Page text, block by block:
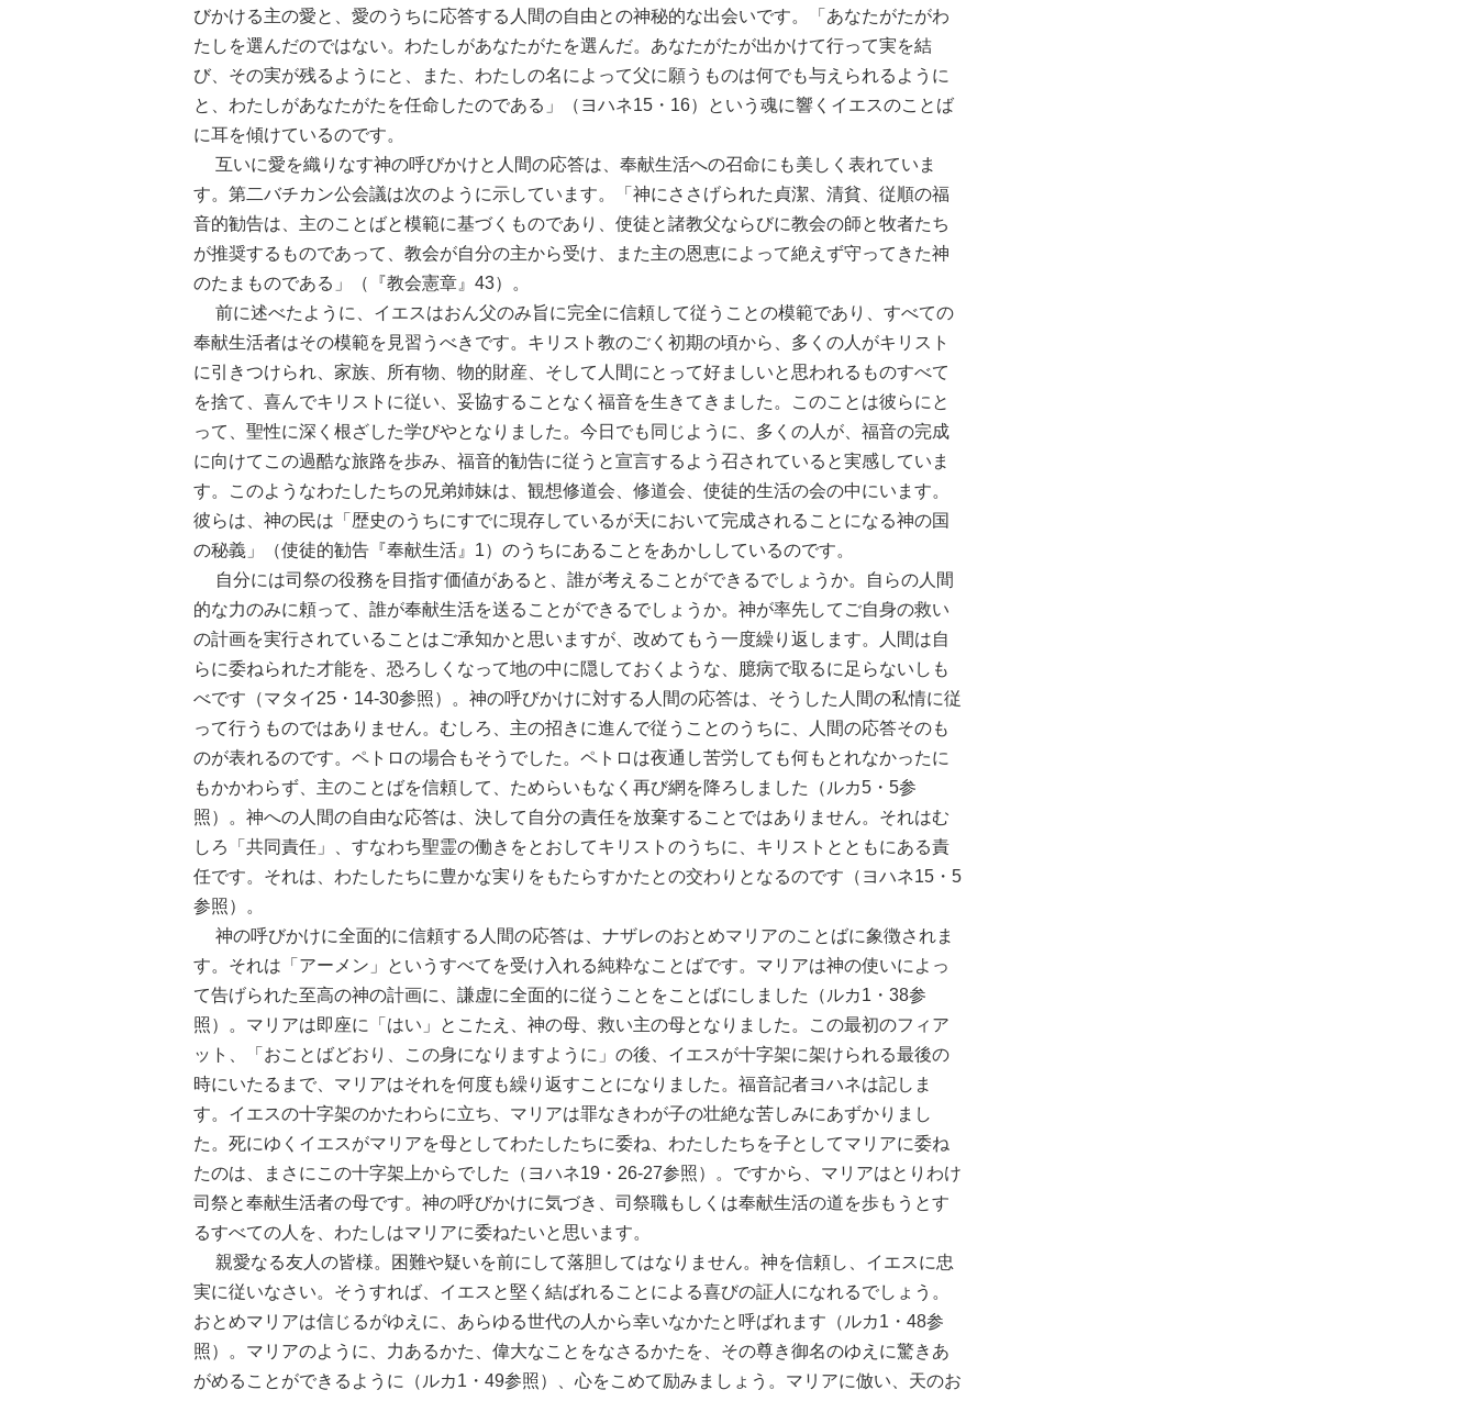
びかける主の愛と、愛のうちに応答する人間の自由との神秘的な出会いです。「あなたがたがわ
たしを選んだのではない。わたしがあなたがたを選んだ。あなたがたが出かけて行って実を結
び、その実が残るようにと、また、わたしの名によって父に願うものは何でも与えられるように
と、わたしがあなたがたを任命したのである」（ヨハネ15・16）という魂に響くイエスのことば
に耳を傾けているのです。
互いに愛を織りなす神の呼びかけと人間の応答は、奉献生活への召命にも美しく表れていま
す。第二バチカン公会議は次のように示しています。「神にささげられた貞潔、清貧、従順の福
音的勧告は、主のことばと模範に基づくものであり、使徒と諸教父ならびに教会の師と牧者たち
が推奨するものであって、教会が自分の主から受け、また主の恩恵によって絶えず守ってきた神
のたまものである」（『教会憲章』43）。
前に述べたように、イエスはおん父のみ旨に完全に信頼して従うことの模範であり、すべての
奉献生活者はその模範を見習うべきです。キリスト教のごく初期の頃から、多くの人がキリスト
に引きつけられ、家族、所有物、物的財産、そして人間にとって好ましいと思われるものすべて
を捨て、喜んでキリストに従い、妥協することなく福音を生きてきました。このことは彼らにと
って、聖性に深く根ざした学びやとなりました。今日でも同じように、多くの人が、福音の完成
に向けてこの過酷な旅路を歩み、福音的勧告に従うと宣言するよう召されていると実感していま
す。このようなわたしたちの兄弟姉妹は、観想修道会、修道会、使徒的生活の会の中にいます。
彼らは、神の民は「歴史のうちにすでに現存しているが天において完成されることになる神の国
の秘義」（使徒的勧告『奉献生活』1）のうちにあることをあかししているのです。
自分には司祭の役務を目指す価値があると、誰が考えることができるでしょうか。自らの人間
的な力のみに頼って、誰が奉献生活を送ることができるでしょうか。神が率先してご自身の救い
の計画を実行されていることはご承知かと思いますが、改めてもう一度繰り返します。人間は自
らに委ねられた才能を、恐ろしくなって地の中に隠しておくような、臆病で取るに足らないしも
べです（マタイ25・14-30参照）。神の呼びかけに対する人間の応答は、そうした人間の私情に従
って行うものではありません。むしろ、主の招きに進んで従うことのうちに、人間の応答そのも
のが表れるのです。ペトロの場合もそうでした。ペトロは夜通し苦労しても何もとれなかったに
もかかわらず、主のことばを信頼して、ためらいもなく再び網を降ろしました（ルカ5・5参
照）。神への人間の自由な応答は、決して自分の責任を放棄することではありません。それはむ
しろ「共同責任」、すなわち聖霊の働きをとおしてキリストのうちに、キリストとともにある責
任です。それは、わたしたちに豊かな実りをもたらすかたとの交わりとなるのです（ヨハネ15・5
参照）。
神の呼びかけに全面的に信頼する人間の応答は、ナザレのおとめマリアのことばに象徴されま
す。それは「アーメン」というすべてを受け入れる純粋なことばです。マリアは神の使いによっ
て告げられた至高の神の計画に、謙虚に全面的に従うことをことばにしました（ルカ1・38参
照）。マリアは即座に「はい」とこたえ、神の母、救い主の母となりました。この最初のフィア
ット、「おことばどおり、この身になりますように」の後、イエスが十字架に架けられる最後の
時にいたるまで、マリアはそれを何度も繰り返すことになりました。福音記者ヨハネは記しま
す。イエスの十字架のかたわらに立ち、マリアは罪なきわが子の壮絶な苦しみにあずかりまし
た。死にゆくイエスがマリアを母としてわたしたちに委ね、わたしたちを子としてマリアに委ね
たのは、まさにこの十字架上からでした（ヨハネ19・26-27参照）。ですから、マリアはとりわけ
司祭と奉献生活者の母です。神の呼びかけに気づき、司祭職もしくは奉献生活の道を歩もうとす
るすべての人を、わたしはマリアに委ねたいと思います。
親愛なる友人の皆様。困難や疑いを前にして落胆してはなりません。神を信頼し、イエスに忠
実に従いなさい。そうすれば、イエスと堅く結ばれることによる喜びの証人になれるでしょう。
おとめマリアは信じるがゆえに、あらゆる世代の人から幸いなかたと呼ばれます（ルカ1・48参
照）。マリアのように、力あるかた、偉大なことをなさるかたを、その尊き御名のゆえに驚きあ
がめることができるように（ルカ1・49参照）、心をこめて励みましょう。マリアに倣い、天のお